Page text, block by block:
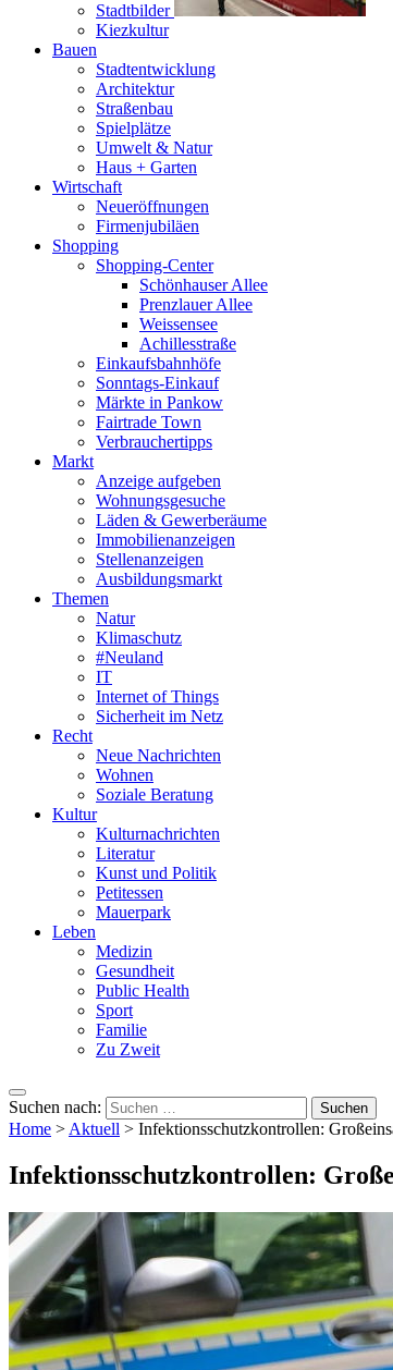
Stadtbilder
Kiezkultur
Bauen
Stadtentwicklung
Architektur
Straßenbau
Spielplätze
Umwelt & Natur
Haus + Garten
Wirtschaft
Neueröffnungen
Firmenjubiläen
Shopping
Shopping-Center
Schönhauser Allee
Prenzlauer Allee
Weissensee
Achillesstraße
Einkaufsbahnhöfe
Sonntags-Einkauf
Märkte in Pankow
Fairtrade Town
Verbrauchertipps
Markt
Anzeige aufgeben
Wohnungsgesuche
Läden & Gewerberäume
Immobilienanzeigen
Stellenanzeigen
Ausbildungsmarkt
Themen
Natur
Klimaschutz
#Neuland
IT
Internet of Things
Sicherheit im Netz
Recht
Neue Nachrichten
Wohnen
Soziale Beratung
Kultur
Kulturnachrichten
Literatur
Kunst und Politik
Petitessen
Mauerpark
Leben
Medizin
Gesundheit
Public Health
Sport
Familie
Zu Zweit
Suchen nach:
Home >Aktuell > Infektionsschutzkontrollen:
Infektionsschutzkontrollen: